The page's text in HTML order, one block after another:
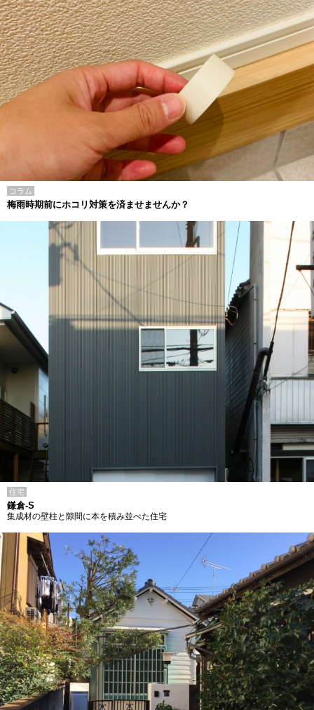
コラム
梅雨時期前にホコリ対策を済ませませんか？
住宅
鎌倉-S
集成材の壁柱と隙間に本を積み並べた住宅